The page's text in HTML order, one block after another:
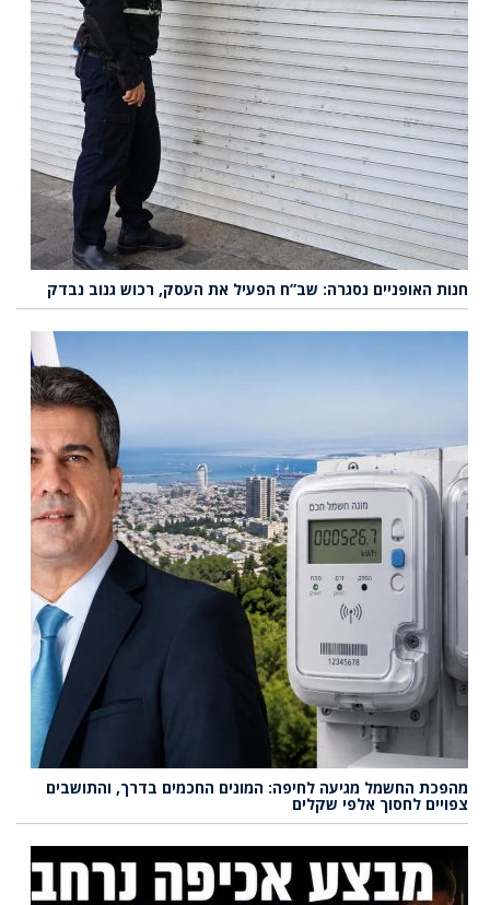
חנות האופניים נסגרה: שב”ח הפעיל את העסק, רכוש גנוב נבדק
מהפכת החשמל מגיעה לחיפה: המונים החכמים בדרך, והתושבים
צפויים לחסוך אלפי שקלים